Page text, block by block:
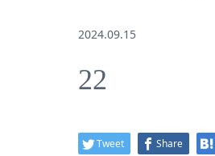
2024.09.15
22
Tweet Share